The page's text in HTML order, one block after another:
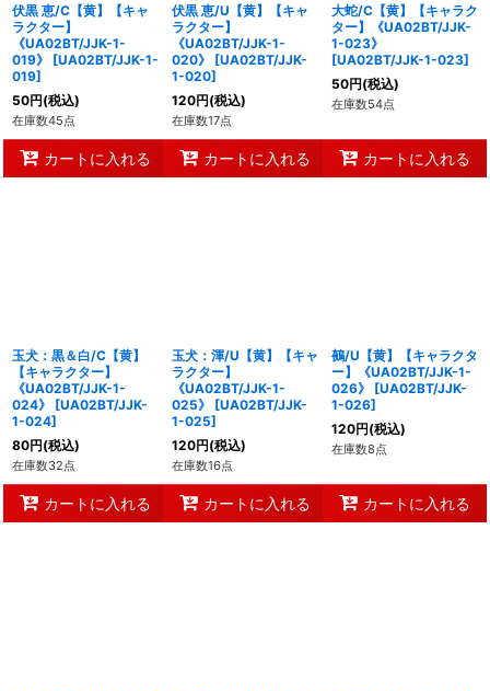
伏黒 恵/C【黄】【キャ
ラクター】
《UA02BT/JJK-1-
019》
[UA02BT/JJK-1-
019]
50円(税込)
在庫数45点
カートに入れる
伏黒 恵/U【黄】【キャ
ラクター】
《UA02BT/JJK-1-
020》
[UA02BT/JJK-
1-020]
120円(税込)
在庫数17点
カートに入れる
大蛇/C【黄】【キャラク
ター】《UA02BT/JJK-
1-023》
[UA02BT/JJK-1-023]
50円(税込)
在庫数54点
カートに入れる
玉犬：黒＆白/C【黄】
【キャラクター】
《UA02BT/JJK-1-
024》
[UA02BT/JJK-
1-024]
80円(税込)
在庫数32点
カートに入れる
玉犬：渾/U【黄】【キャ
ラクター】
《UA02BT/JJK-1-
025》
[UA02BT/JJK-
1-025]
120円(税込)
在庫数16点
カートに入れる
鵺/U【黄】【キャラクタ
ー】《UA02BT/JJK-1-
026》
[UA02BT/JJK-
1-026]
120円(税込)
在庫数8点
カートに入れる